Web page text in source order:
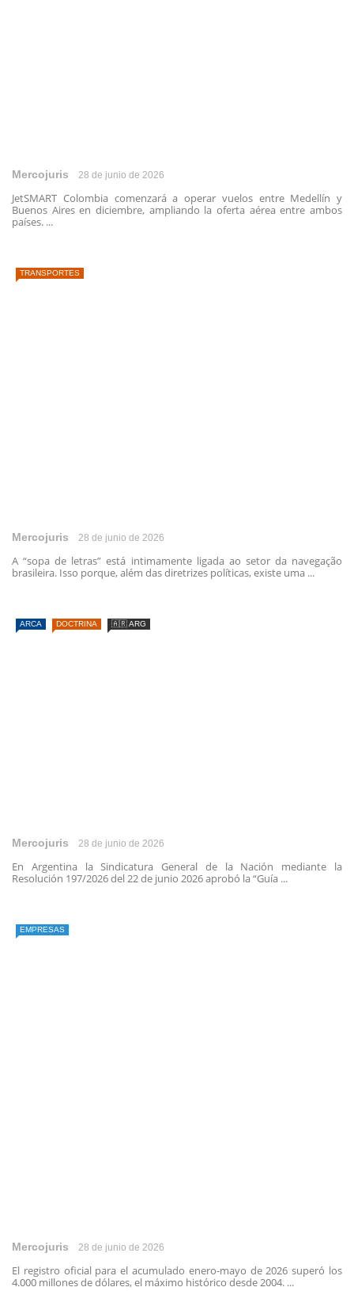
Mercojuris 28 de junio de 2026
JetSMART Colombia comenzará a operar vuelos entre Medellín y
Buenos Aires en diciembre, ampliando la oferta aérea entre ambos
países. ...
TRANSPORTES
Mercojuris 28 de junio de 2026
A “sopa de letras” está intimamente ligada ao setor da navegação
brasileira. Isso porque, além das diretrizes políticas, existe uma ...
ARCA DOCTRINA 🇦🇷 ARG
Mercojuris 28 de junio de 2026
En Argentina la Sindicatura General de la Nación mediante la
Resolución 197/2026 del 22 de junio 2026 aprobó la “Guía ...
EMPRESAS
Mercojuris 28 de junio de 2026
El registro oficial para el acumulado enero-mayo de 2026 superó los
4.000 millones de dólares, el máximo histórico desde 2004. ...